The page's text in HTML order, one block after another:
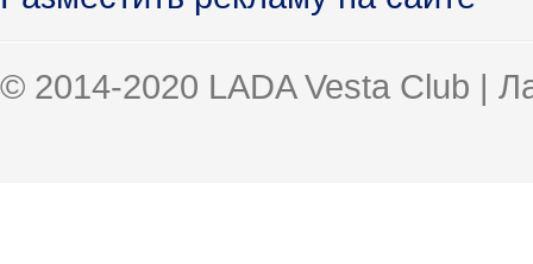
© 2014-2020 LADA Vesta Club |